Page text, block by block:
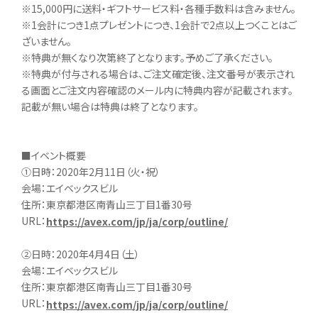
※15,000円に送料・ギフトサービス料・各種手数料は含みません。
※1会計につき1点プレゼントにつき、1会計で2点以上つくことはご
ざいません。
※特典が無くなり次第終了となります。予めご了承ください。
※特典が付与される場合は、ご注文確定後、注文番号が表示され
る画面とご注文内容確認のメール内に特典内容が記載されます。
記載が無い場合は特典は終了となります。
■イベント概要
①日時：2020年2月11日（火・祝）
会場：エイベックスビル
住所：東京都港区南青山三丁目1番30号
URL： https://avex.com/jp/ja/corp/outline/
②日時：2020年4月4日（土）
会場：エイベックスビル
住所：東京都港区南青山三丁目1番30号
URL： https://avex.com/jp/ja/corp/outline/